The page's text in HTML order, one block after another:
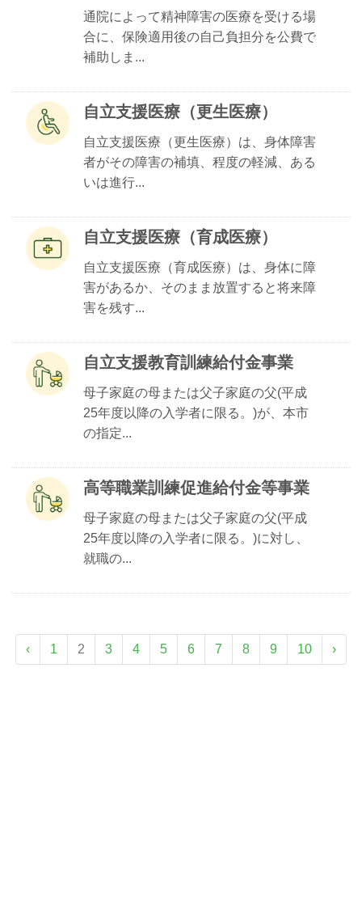
通院によって精神障害の医療を受ける場
合に、保険適用後の自己負担分を公費で
補助しま...
自立支援医療（更生医療）
自立支援医療（更生医療）は、身体障害
者がその障害の補填、程度の軽減、ある
いは進行...
自立支援医療（育成医療）
自立支援医療（育成医療）は、身体に障
害があるか、そのまま放置すると将来障
害を残す...
自立支援教育訓練給付金事業
母子家庭の母または父子家庭の父(平成
25年度以降の入学者に限る。)が、本市
の指定...
高等職業訓練促進給付金等事業
母子家庭の母または父子家庭の父(平成
25年度以降の入学者に限る。)に対し、
就職の...
‹ 1 2 3 4 5 6 7 8 9 10 ›